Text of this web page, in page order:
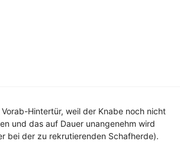
Hintertür, weil der Knabe noch nicht
und das auf Dauer unangenehm wird
bei der zu rekrutierenden Schafherde).